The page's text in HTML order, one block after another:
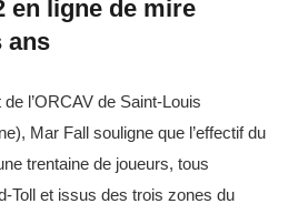
en ligne de mire
ans
l’ORCAV de Saint-Louis
Mar Fall souligne que l’effectif du
trentaine de joueurs, tous
Toll et issus des trois zones du